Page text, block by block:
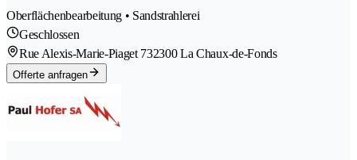
Oberflächenbearbeitung • Sandstrahlerei
Geschlossen
Rue Alexis-Marie-Piaget 732300 La Chaux-de-Fonds
Offerte anfragen